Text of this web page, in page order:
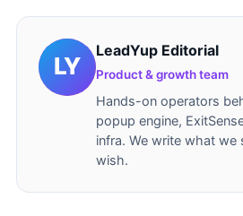
LeadYup Editorial
Product & growth team
Hands-on operators
popup engine,
infra. We write what
wish.